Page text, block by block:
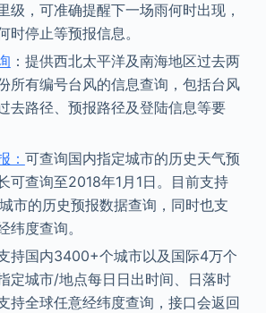
级，可准确提醒下一场雨何时出现，
时停止等预报信息。
：提供西北太平洋及南海地区过去两
所有编号台风的信息查询，包括台风
去路径、预报路径及登陆信息等要
： 可查询国内指定城市的历史天气预
可查询至2018年1月1日。目前支持
市的历史预报数据查询，同时也支
纬度查询。
持国内3400+个城市以及国际4万个
定城市/地点每日日出时间、日落时
持全球任意经纬度查询，接口会返回